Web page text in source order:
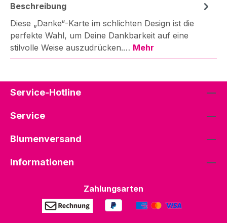
Beschreibung
Diese „Danke“-Karte im schlichten Design ist die
perfekte Wahl, um Deine Dankbarkeit auf eine
stilvolle Weise auszudrücken.… Mehr
Service-Hotline
Service
Blumenversand
Informationen
Zahlungsarten